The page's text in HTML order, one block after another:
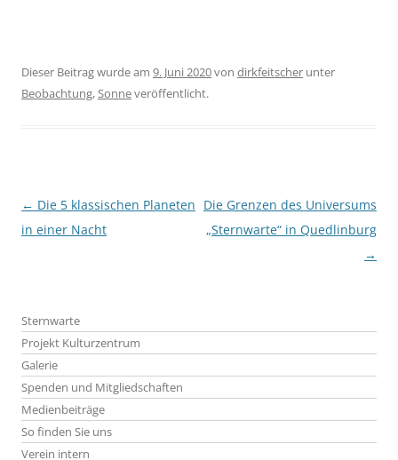
Dieser Beitrag wurde am 9. Juni 2020von dirkfeitscher unter
Beobachtung,Sonneveröffentlicht.
Beitragsnavigation
← Die 5 klassischen Planeten
in einer Nacht
Die Grenzen des Universums
„Sternwarte“ in Quedlinburg
→
Sternwarte
Projekt Kulturzentrum
Galerie
Spenden und Mitgliedschaften
Medienbeiträge
So finden Sie uns
Verein intern